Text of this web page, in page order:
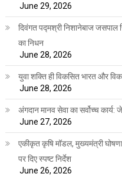
June 29, 2026
दिवंगत पद्मश्री निशानेबाज जसपाल
का निधन
June 28, 2026
युवा शक्ति ही विकसित भारत और
June 28, 2026
अंगदान मानव सेवा का सर्वोच्च कार्य:
June 27, 2026
एकीकृत कृषि मॉडल, मुख्यमंत्री
पर दिए स्पष्ट निर्देश
June 26, 2026